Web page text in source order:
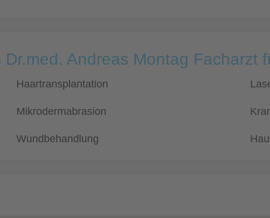
Andreas Montag Facharzt
Haartransplantation
Mikrodermabrasion
Wundbehandlung